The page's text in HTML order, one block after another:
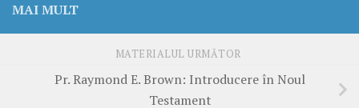
MAI MULT
MATERIALUL URMĂTOR
Pr. Raymond E. Brown: Introducere în Noul
Testament